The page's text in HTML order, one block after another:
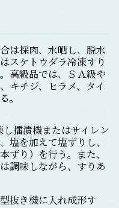
は採肉、水晒し、脱水
スケトウダラ冷凍すり
高級品では、ＳＡ級や
キチジ、ヒラメ、タイ
。
擂潰機またはサイレン
塩を加えて塩ずりし、
ずり）を行う。また、
調味しながら、すりあ
抜き機に入れ成形す